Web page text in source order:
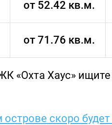
от 52.42 кв.м.
от 71.76 кв.м.
«Охта Хаус»
скоро